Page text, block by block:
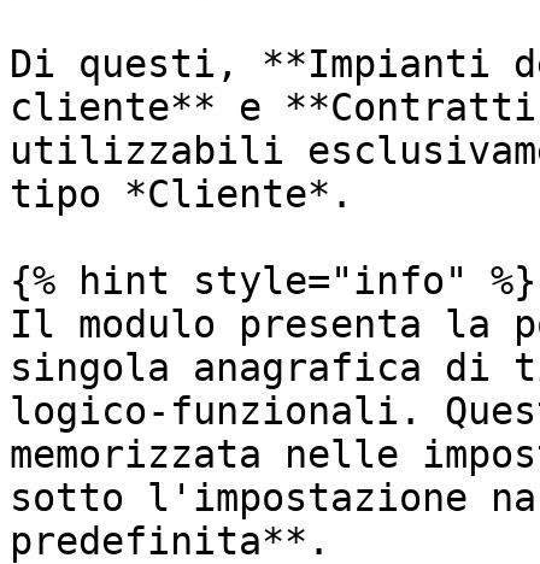
Di questi, **Impianti
cliente** e
utilizzabili
tipo *Cliente*.
{% hint style="info" %}
Il modulo presenta la
singola anagrafica di
logico-funzionali.
memorizzata nelle
sotto l'impostazione
predefinita**.